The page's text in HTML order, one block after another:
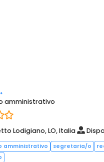
amministrativo
Lodigiano, LO, Italia
amministrativo segretaria/o